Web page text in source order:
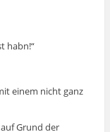
habn!“
einem nicht ganz
Grund der